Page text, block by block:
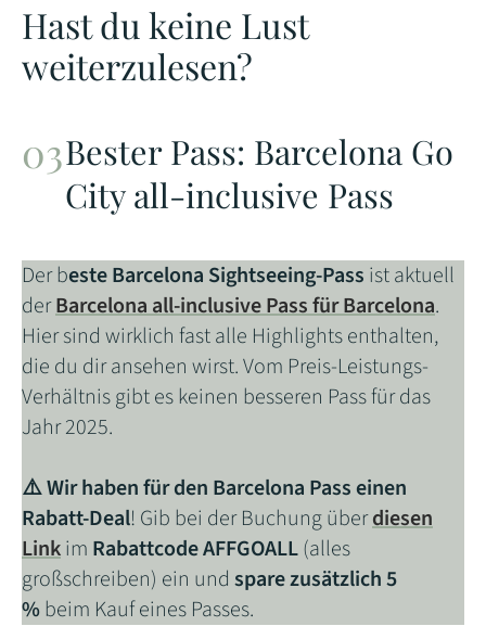
Hast du keine Lust
weiterzulesen?
Bester Pass: Barcelona Go
City all-inclusive Pass
Der beste Barcelona Sightseeing-Pass ist aktuell
derBarcelonaall-inclusivePass für Barcelona.
Hier sind wirklich fast alle Highlights enthalten,
die du dir ansehen wirst. Vom Preis-Leistungs-
Verhältnis gibt es keinen besseren Pass für das
Jahr 2025.
⚠️ Wir haben für den Barcelona Pass einen
Rabatt-Deal! Gib bei der Buchung überdiesen
Linkim RabattcodeAFFGOALL(alles
großschreiben) ein und spare zusätzlich 5
%beim Kauf eines Passes.